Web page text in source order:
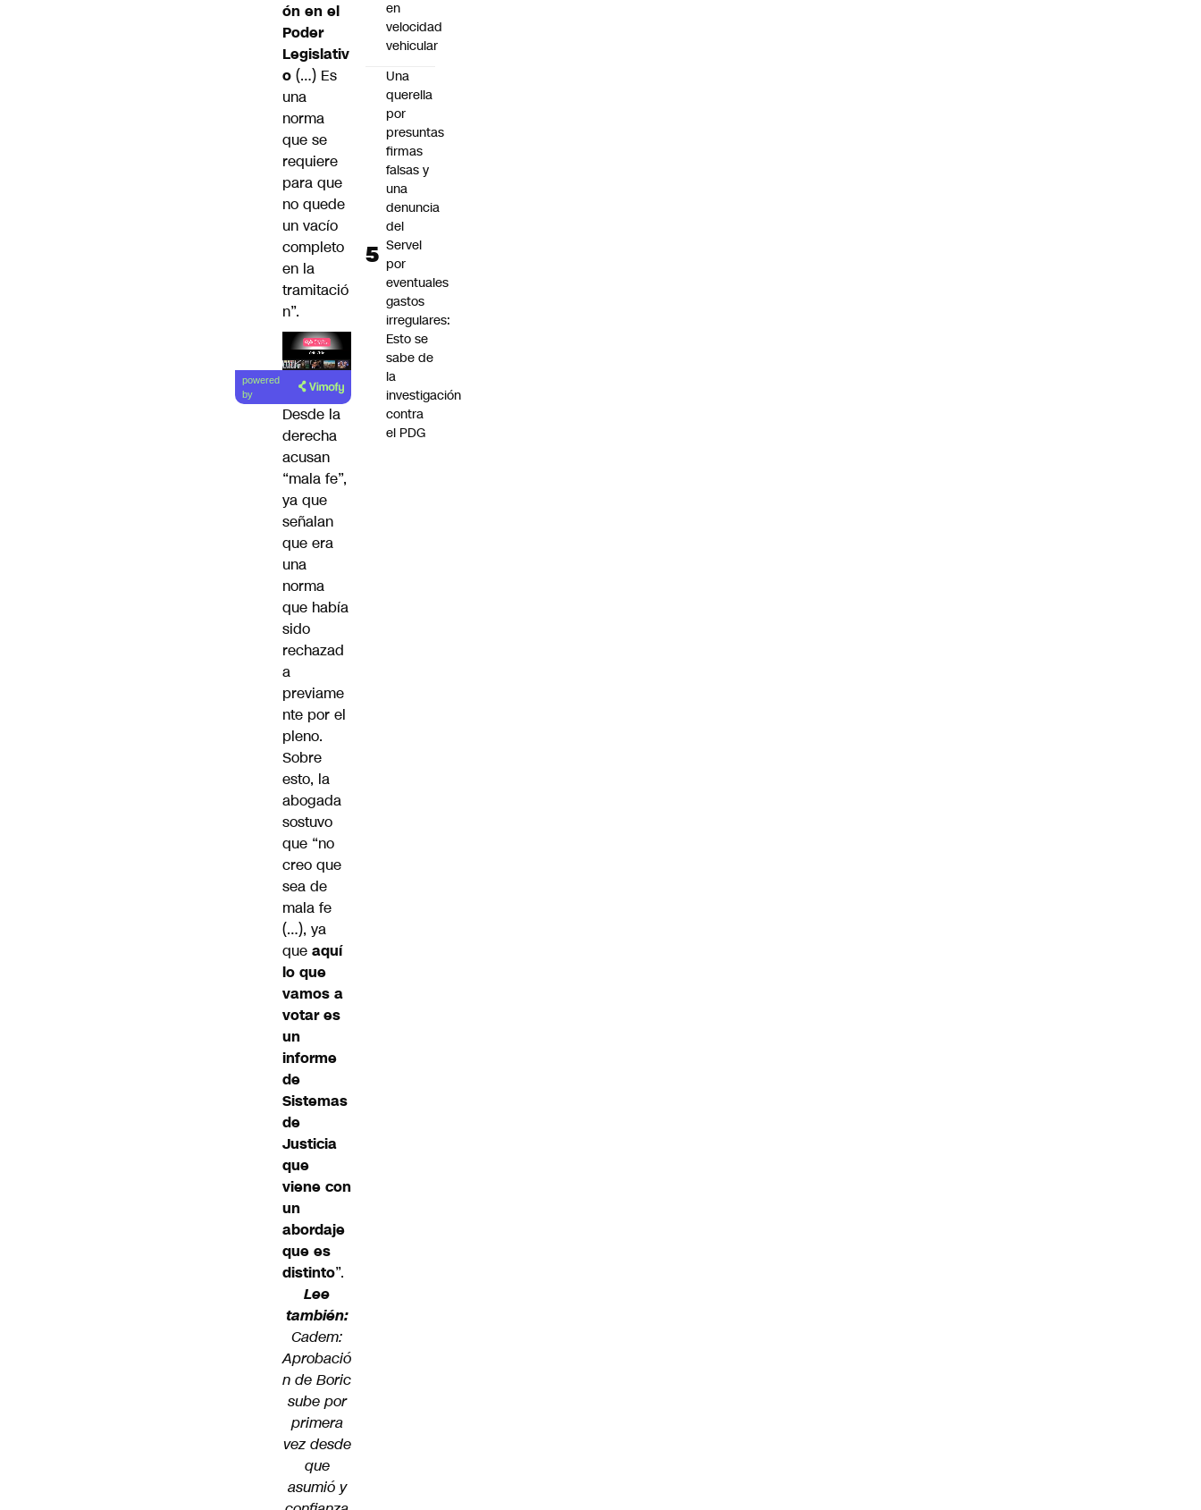
ón en el
Poder
Legislativ
o (…) Es
una
norma
que se
requiere
para que
no quede
un vacío
completo
en la
tramitació
n”.
Lea el
artículo
powered
by
Desde la
derecha
acusan
“mala fe”,
ya que
señalan
que era
una
norma
que había
sido
rechazad
a
previame
nte por el
pleno.
Sobre
esto, la
abogada
sostuvo
que “no
creo que
sea de
mala fe
(…), ya
que aquí
lo que
vamos a
votar es
un
informe
de
Sistemas
de
Justicia
que
viene con
un
abordaje
que es
distinto”.
Lee
también:
Cadem:
Aprobació
n de Boric
sube por
primera
vez desde
que
asumió y
en
velocidad
vehicular
Una
querella
por
presuntas
firmas
falsas y
una
denuncia
del
Servel
por
eventuales
gastos
irregulares:
Esto se
sabe de
la
investigación
contra
el PDG